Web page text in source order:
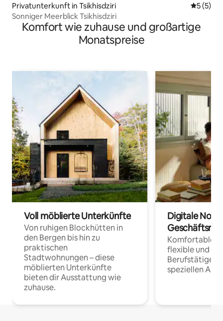
Privatunterkunft in Tsikhisdziri
5 (5)
Sonniger Meerblick Tsikhisdziri
Komfort wie zuhause und großartige
Monatspreise
Voll möblierte Unterkünfte
Von ruhigen Blockhütten in
den Bergen bis hin zu
praktischen
Stadtwohnungen – diese
möblierten Unterkünfte
bieten dir Ausstattung wie
zuhause.
Digitale
Komfortable
flexible und
Berufstätige
speziellen